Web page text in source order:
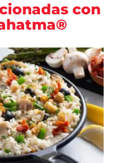
con